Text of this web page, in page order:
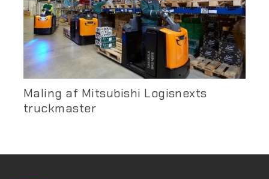
Maling af Mitsubishi Logisnexts
truckmaster